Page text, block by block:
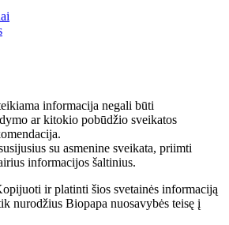
informacija negali būti
ar kitokio pobūdžio sveikatos
su asmenine sveikata, priimti
informacijos šaltinius.
ir platinti šios svetainės informaciją
nurodžius Biopapa nuosavybės teisę į